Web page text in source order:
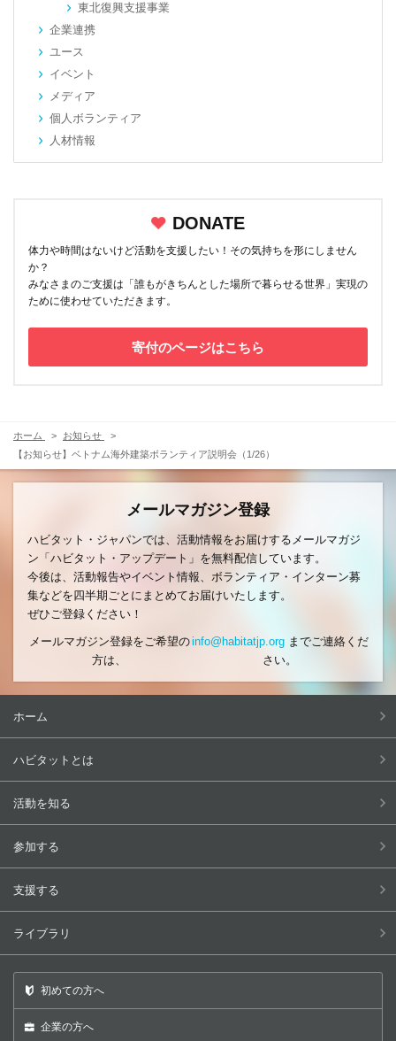
東北復興支援事業
企業連携
ユース
イベント
メディア
個人ボランティア
人材情報
DONATE
体力や時間はないけど活動を支援したい！その気持ちを形にしません
か？
みなさまのご支援は「誰もがきちんとした場所で暮らせる世界」実現の
ために使わせていただきます。
寄付のページはこちら
ホーム
お知らせ
【お知らせ】ベトナム海外建築ボランティア説明会（1/26）
メールマガジン登録
ハビタット・ジャパンでは、活動情報をお届けするメールマガジ
ン「ハビタット・アップデート」を無料配信しています。
今後は、活動報告やイベント情報、ボランティア・インターン募
集などを四半期ごとにまとめてお届けいたします。
ぜひご登録ください！
メールマガジン登録をご希望の
方は、
info@habitatjp.orgまでご連絡くだ
さい。
ホーム
ハビタットとは
活動を知る
参加する
支援する
ライブラリ
初めての方へ
企業の方へ